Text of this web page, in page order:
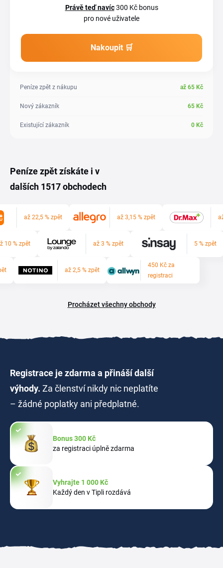
Právě teď navíc300 Kč bonus
pro nové uživatele
Nakoupit 🛒
Peníze zpět z nákupu až 65 Kč
Nový zákazník 65 Kč
Existující zákazník 0 Kč
Peníze zpět získáte i v
dalších 1517 obchodech
až 22,5 % zpět až 3,15 % zpět
10 % zpět až 3 % zpět 5 % zpět
až 2,5 % zpět
450 Kč za
registraci
Procházet všechny obchody
Registrace je zdarma a přináší další
výhody. Za členství nikdy nic neplatíte
– žádné poplatky ani předplatné.
Bonus 300 Kč
za registraci úplně zdarma
Vyhrajte 1 000 Kč
Každý den v Tipli rozdává